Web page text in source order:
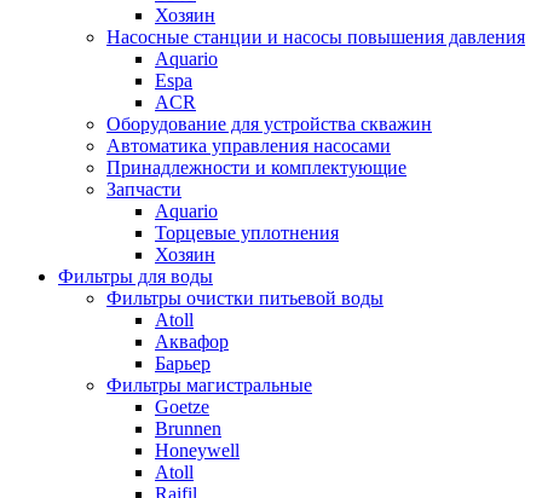
Хозяин
Насосные станции и насосы повышения давления
Aquario
Espa
ACR
Оборудование для устройства скважин
Автоматика управления насосами
Принадлежности и комплектующие
Запчасти
Aquario
Торцевые уплотнения
Хозяин
Фильтры для воды
Фильтры очистки питьевой воды
Atoll
Аквафор
Барьер
Фильтры магистральные
Goetze
Brunnen
Honeywell
Atoll
Raifil